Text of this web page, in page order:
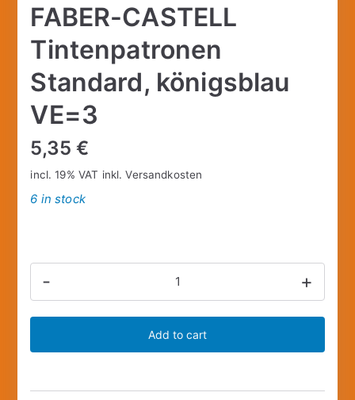
FABER-CASTELL
Tintenpatronen
Standard, königsblau
VE=3
5,35€
incl. 19% VAT inkl.Versandkosten
6 in stock
-
Tintenpatronen
+
Add to cart